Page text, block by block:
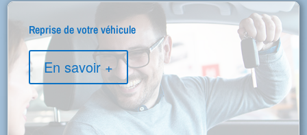
Reprise de votre véhicule
En savoir +